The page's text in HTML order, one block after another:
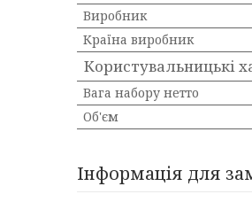
Виробник
Країна виробник
Користувальницькі
Вага набору нетто
Об'єм
Інформація для